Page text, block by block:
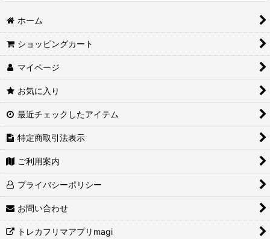
ホーム
ショッピングカート
マイページ
お気に入り
最近チェックしたアイテム
特定商取引法表示
ご利用案内
プライバシーポリシー
お問い合わせ
トレカフリマアプリmagi